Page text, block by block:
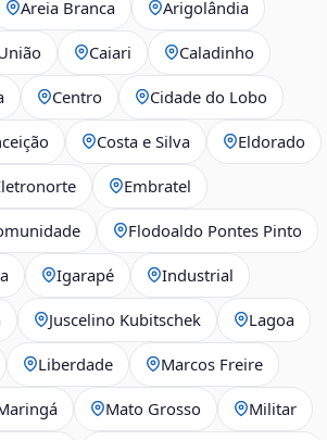
Areia Branca Arigolândia
Caiari Caladinho
Centro Cidade do Lobo
Costa e Silva Eldorado
Embratel
Flodoaldo Pontes Pinto
Igarapé Industrial
Juscelino Kubitschek Lagoa
Liberdade Marcos Freire
Mato Grosso Militar